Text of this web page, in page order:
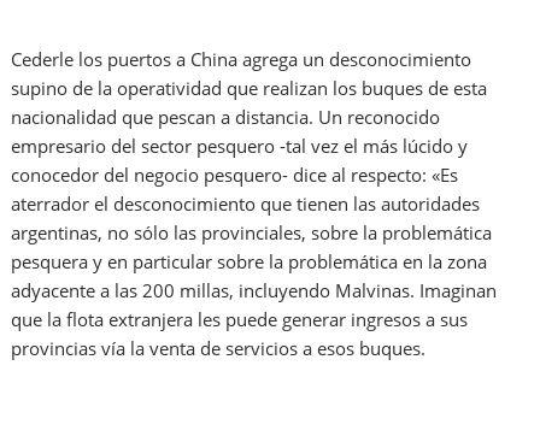
Cederle los puertos a China agrega un desconocimiento
supino de la operatividad que realizan los buques de esta
nacionalidad que pescan a distancia. Un reconocido
empresario del sector pesquero -tal vez el más lúcido y
conocedor del negocio pesquero- dice al respecto: «Es
aterrador el desconocimiento que tienen las autoridades
argentinas, no sólo las provinciales, sobre la problemática
pesquera y en particular sobre la problemática en la zona
adyacente a las 200 millas, incluyendo Malvinas. Imaginan
que la flota extranjera les puede generar ingresos a sus
provincias vía la venta de servicios a esos buques.